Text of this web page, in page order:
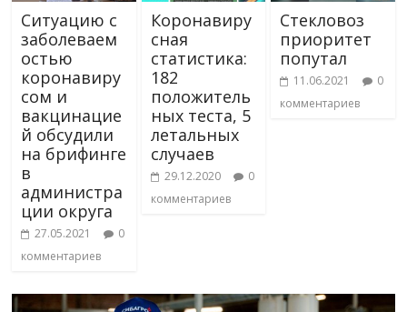
Ситуацию с
заболеваем
остью
коронавиру
сом и
вакцинацие
й обсудили
на брифинге
в
администра
ции округа
27.05.2021
0
комментариев
Коронавиру
сная
статистика:
182
положитель
ных теста, 5
летальных
случаев
29.12.2020
0
комментариев
Стекловоз
приоритет
попутал
11.06.2021
0
комментариев